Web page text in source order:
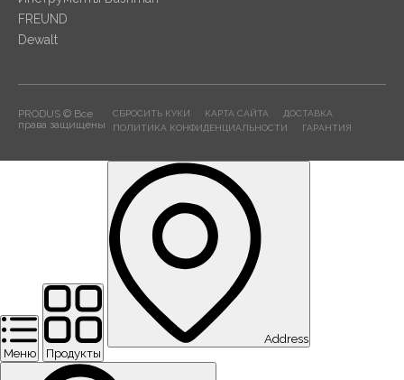
FREUND
Dewalt
PRODUS © Все
права защищены
СБРОСИТЬ КУКИ КАРТА САЙТА
ДОСТАВКА
ПОЛИТИКА КОНФИДЕНЦИАЛЬНОСТИ
ГАРАНТИЯ
Меню Продукты
Address